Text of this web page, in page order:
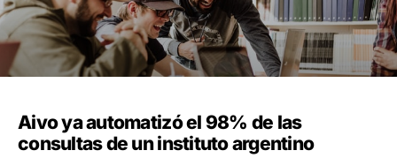
Aivo ya automatizó el 98% de las
consultas de un instituto argentino